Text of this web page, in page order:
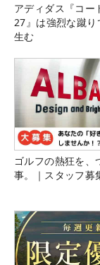
アディダス『コー
27』は強烈な蹴り
生む
ゴルフの熱狂を、
事。｜スタッフ募